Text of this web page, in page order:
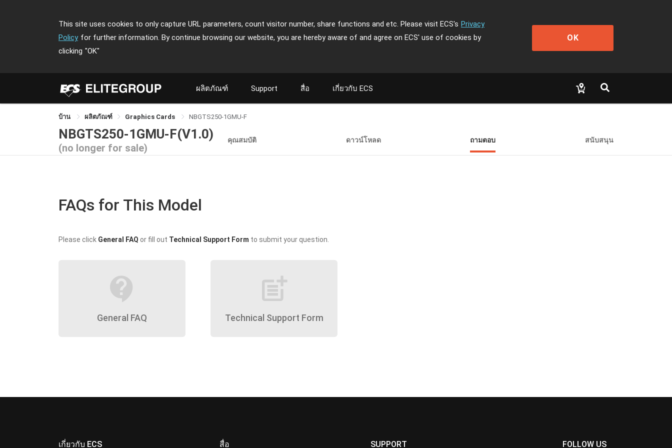
This site uses cookies to only capture URL parameters, count visitor number, share functions and etc. Please visit ECS's Privacy
Policy for further information. By continue browsing our website, you are hereby aware of and agree on ECS' use of cookies by
clicking "OK"
OK
ผลิตภัณฑ์ Support สื่อ เกี่ยวกับ ECS
บ้าน ผลิตภัณฑ์ Graphics Cards NBGTS250-1GMU-F
NBGTS250-1GMU-F(V1.0)
(no longer for sale)
คุณสมบัติ ดาวน์โหลด ถามตอบ สนับสนุน
FAQs for This Model
Please click General FAQ or fill out Technical Support Form to submit your question.
contact_support
General FAQ
post_add
Technical Support Form
เกี่ยวกับ ECS สื่อ SUPPORT FOLLOW US